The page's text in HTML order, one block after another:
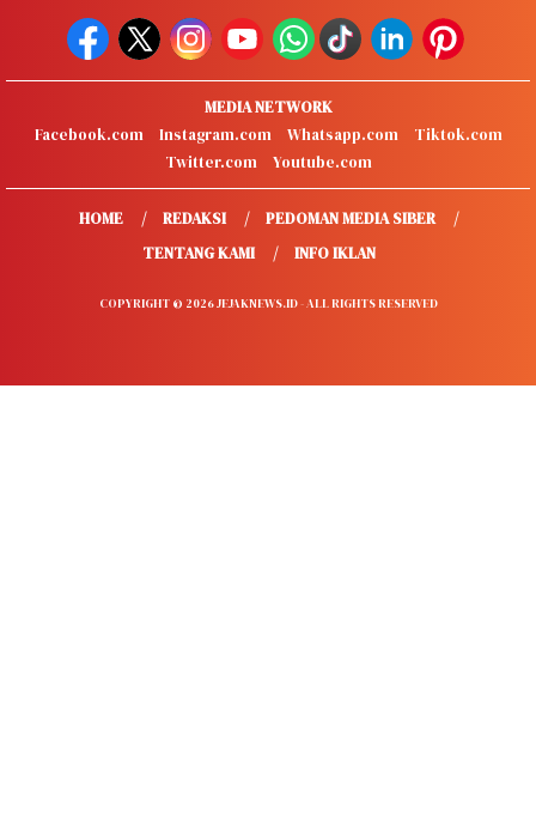
MEDIA NETWORK
Facebook.com
Instagram.com Whatsapp.com
Tiktok.com
Twitter.com
Youtube.com
HOME REDAKSI
PEDOMAN MEDIA SIBER
TENTANG KAMI
INFO IKLAN
COPYRIGHT © 2026 JEJAKNEWS.ID - ALL RIGHTS RESERVED